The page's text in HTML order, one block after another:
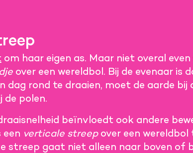
om haar eigen as. Maar niet overal even
over een wereldbol. Bij de evenaar is
dag rond te draaien, moet de aarde bij
de polen.
beïnvloedt ook andere
een verticale streepover een wereldbol
streep gaat niet alleen naar boven of